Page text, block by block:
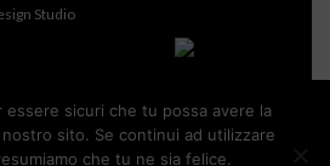
Studio
essere sicuri che tu possa avere la
sito. Se continui ad utilizzare
che tu ne sia felice.